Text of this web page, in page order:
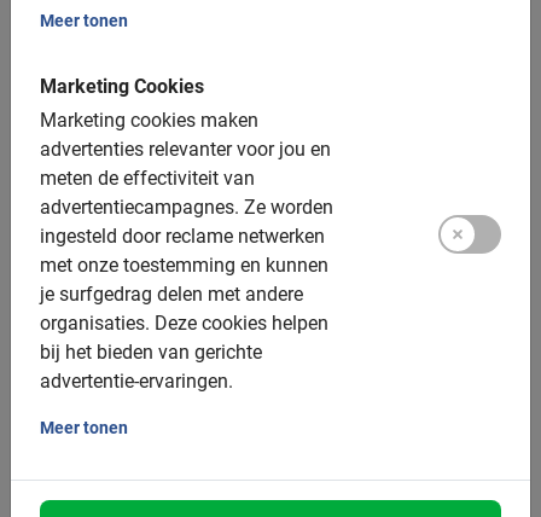
Meer tonen
Marketing Cookies
Marketing cookies maken
advertenties relevanter voor jou en
meten de effectiviteit van
advertentiecampagnes. Ze worden
ingesteld door reclame netwerken
met onze toestemming en kunnen
je surfgedrag delen met andere
organisaties. Deze cookies helpen
bij het bieden van gerichte
advertentie-ervaringen.
Meer tonen
De lokale gids
Een top ervaring!
Fotomomenten
Extra opties:
Kinderfietsen: v.a. 4 jaar
Kinderzitjes: Tot 22 kg, €6,50 toeslag
Trailer: Ja, €13,- toeslag
Tandems: Niet beschikbaar
Groepsgrootte: